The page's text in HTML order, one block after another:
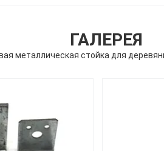
ГАЛЕРЕЯ
металлическая стойка для